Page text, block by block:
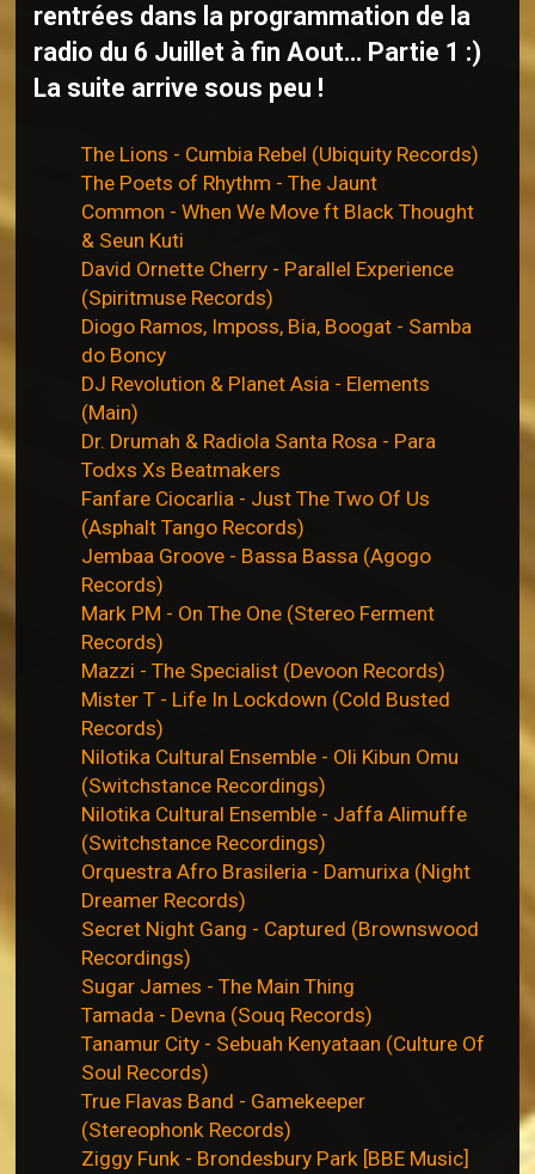
rentrées dans la programmation de la
radio du 6 Juillet à fin Aout... Partie 1 :)
La suite arrive sous peu !
The Lions - Cumbia Rebel (Ubiquity Records)
The Poets of Rhythm - The Jaunt
Common - When We Move ft Black Thought
& Seun Kuti
David Ornette Cherry - Parallel Experience
(Spiritmuse Records)
Diogo Ramos, Imposs, Bia, Boogat - Samba
do Boncy
DJ Revolution & Planet Asia - Elements
(Main)
Dr. Drumah & Radiola Santa Rosa - Para
Todxs Xs Beatmakers
Fanfare Ciocarlia - Just The Two Of Us
(Asphalt Tango Records)
Jembaa Groove - Bassa Bassa (Agogo
Records)
Mark PM - On The One (Stereo Ferment
Records)
Mazzi - The Specialist (Devoon Records)
Mister T - Life In Lockdown (Cold Busted
Records)
Nilotika Cultural Ensemble - Oli Kibun Omu
(Switchstance Recordings)
Nilotika Cultural Ensemble - Jaffa Alimuffe
(Switchstance Recordings)
Orquestra Afro Brasileria - Damurixa (Night
Dreamer Records)
Secret Night Gang - Captured (Brownswood
Recordings)
Sugar James - The Main Thing
Tamada - Devna (Souq Records)
Tanamur City - Sebuah Kenyataan (Culture Of
Soul Records)
True Flavas Band - Gamekeeper
(Stereophonk Records)
Ziggy Funk - Brondesbury Park [BBE Music]